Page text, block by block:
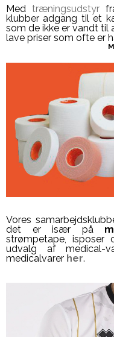
Med træningsudstyr
klubber adgang til et
som de ikke er vandt til
lave priser som ofte er
Vores
det er især på
strømpetape
isposer
udvalg af medical-
medicalvarer her.